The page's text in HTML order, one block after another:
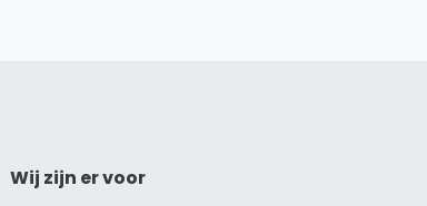
Wij zijn er voor